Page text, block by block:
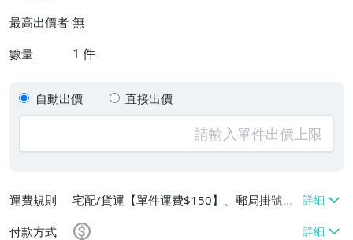
最高出價者 無
數量 1 件
自動出價 直接出價
運費規則
宅配/貨運【單件運費$150】、郵局掛號
【單件運費$60、消費滿$5000免運費】
付款方式